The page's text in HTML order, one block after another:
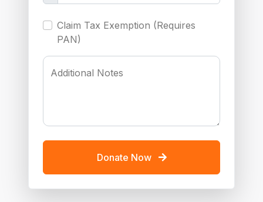
Claim Tax Exemption (Requires
PAN)
Additional Notes
Donate Now